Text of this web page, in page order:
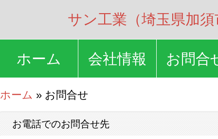
サン工業（埼玉県加須
ホーム 会社情報 お問合
ホーム » お問合せ
お電話でのお問合せ先